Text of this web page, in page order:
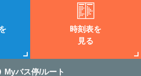
時刻表を
見る
Myバス停/ルート